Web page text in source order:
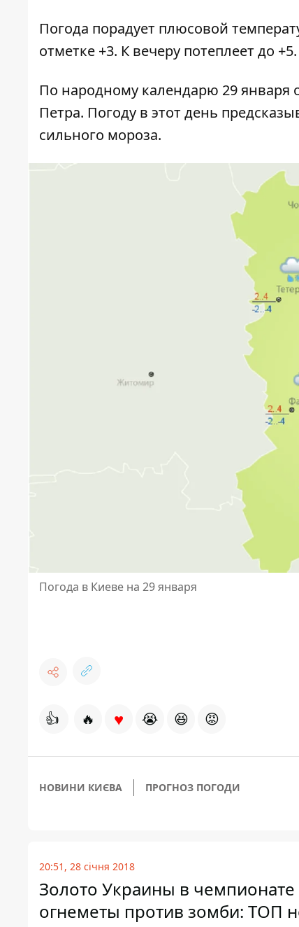
Погода порадует плюсовой
отметке +3. К вечеру потеплеет до +5.
По народному календарю 29 января
Петра. Погоду в этот день
сильного мороза.
Погода в Киеве на 29 января
👍 🔥 ♥ 😭 😆 😡
НОВИНИ КИЄВА ПРОГНОЗ ПОГОДИ
20:51, 28 січня 2018
Золото Украины в
огнеметы против зомби: ТОП